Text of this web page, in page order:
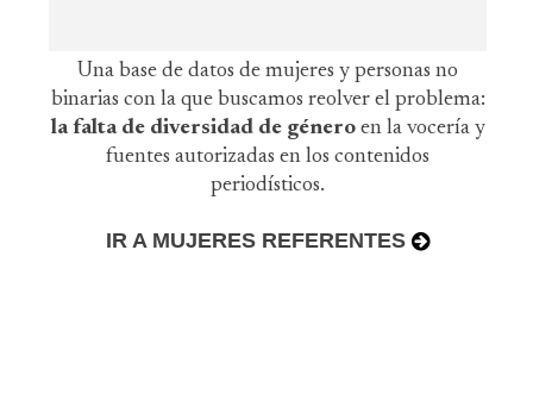
Una base de datos de mujeres y personas no
binarias con la que buscamos reolver el problema:
la falta de diversidad de género en la vocería y
fuentes autorizadas en los contenidos
periodísticos.
IR A MUJERES REFERENTES